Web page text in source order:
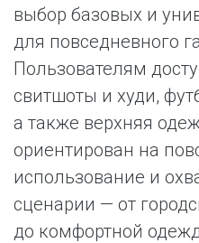
выбор базовых и
для повседневного
Пользователям
свитшоты и худи,
а также верхняя
ориентирован на
использование и
сценарии — от
до комфортной